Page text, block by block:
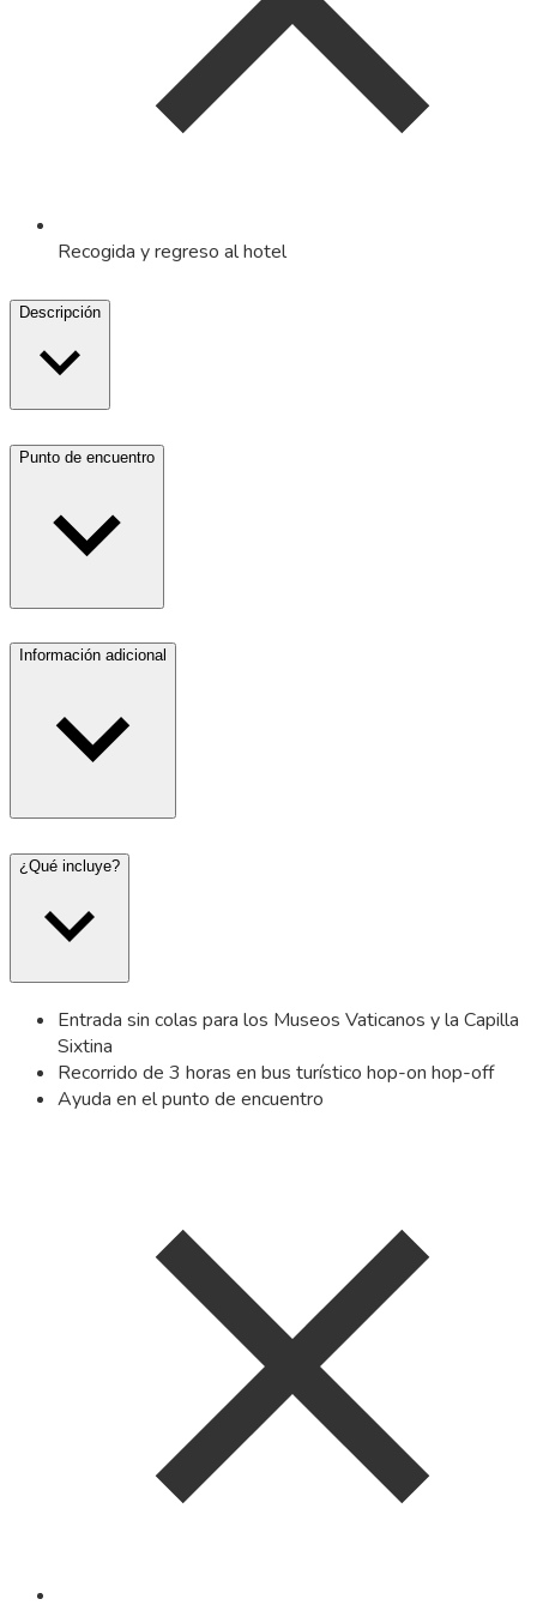
Recogida y regreso al hotel
Descripción
Punto de encuentro
Información adicional
¿Qué incluye?
Entrada sin colas para los Museos Vaticanos y la Capilla
Sixtina
Recorrido de 3 horas en bus turístico hop-on hop-off
Ayuda en el punto de encuentro